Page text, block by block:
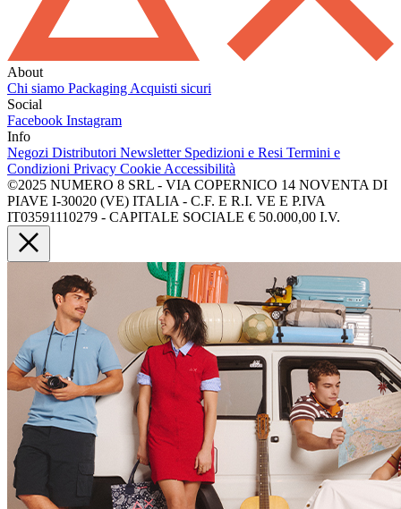
About
Chi siamo Packaging Acquisti sicuri
Social
Facebook Instagram
Info
Negozi Distributori Newsletter Spedizioni e Resi Termini e
Condizioni Privacy Cookie Accessibilità
©2025 NUMERO 8 SRL - VIA COPERNICO 14 NOVENTA DI
PIAVE I-30020 (VE) ITALIA - C.F. E R.I. VE E P.IVA
IT03591110279 - CAPITALE SOCIALE € 50.000,00 I.V.